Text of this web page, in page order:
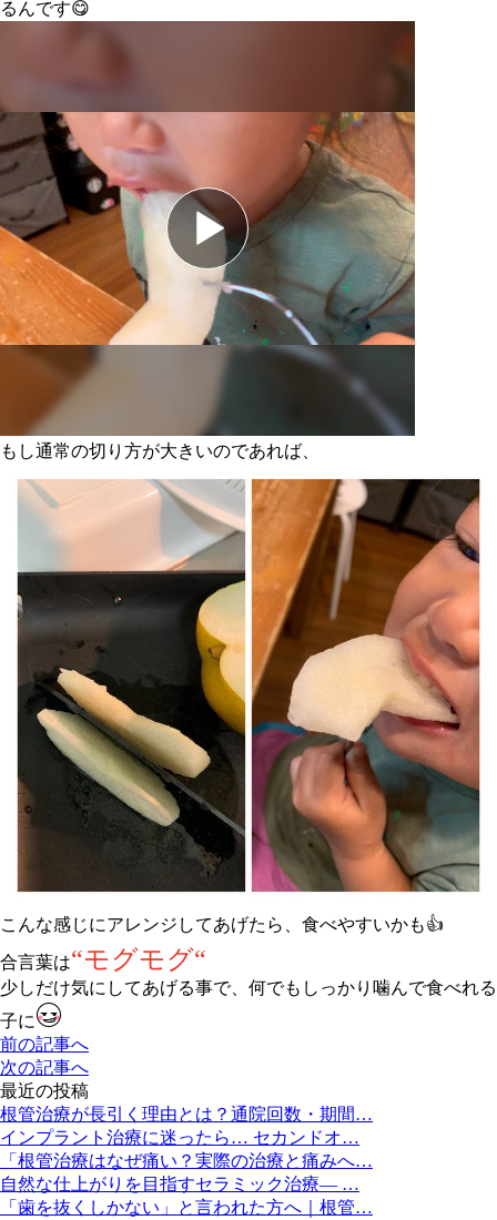
るんです😋
もし通常の切り方が大きいのであれば、
こんな感じにアレンジしてあげたら、食べやすいかも👍
合言葉は“モグモグ“
少しだけ気にしてあげる事で、何でもしっかり噛んで食べれる
子に
前の記事へ
次の記事へ
最近の投稿
根管治療が長引く理由とは？通院回数・期間…
インプラント治療に迷ったら… セカンドオ…
「根管治療はなぜ痛い？実際の治療と痛みへ…
自然な仕上がりを目指すセラミック治療― …
「歯を抜くしかない」と言われた方へ｜根管…